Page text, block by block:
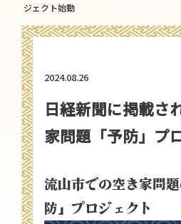
ジェクト始動
2024.08.26
日経新聞に掲載さ
家問題「予防」プ
流山市での空き家問
防」プロジェクト